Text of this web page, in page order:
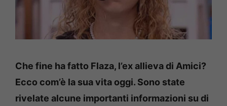
Che fine ha fatto Flaza, l’ex allieva di Amici?
Ecco com’è la sua vita oggi. Sono state
rivelate alcune importanti informazioni su di